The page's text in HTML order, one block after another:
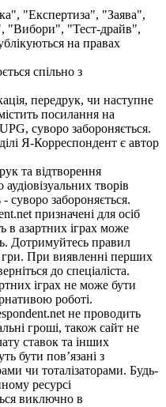
"Експертиза", "Заява",
"Вибори", "Тест-драйв",
на правах
спільно з
передрук, чи наступне
посилання на
суворо забороняється.
Я-Корреспондент є автор
та відтворення
творів
суворо забороняється.
призначені для осіб
в азартних іграх може
Дотримуйтесь правил
гри. При виявленні перших
до спеціаліста.
іграх не може бути
роботі.
не проводить
гроші, також сайт не
ставок та інших
бути пов’язані з
чи тоталізаторами. Будь-
ресурсі
виключно в